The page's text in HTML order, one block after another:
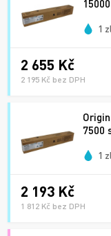
1
2 655 Kč
2 195 Kč bez DPH
7500
1
2 193 Kč
1 812 Kč bez DPH